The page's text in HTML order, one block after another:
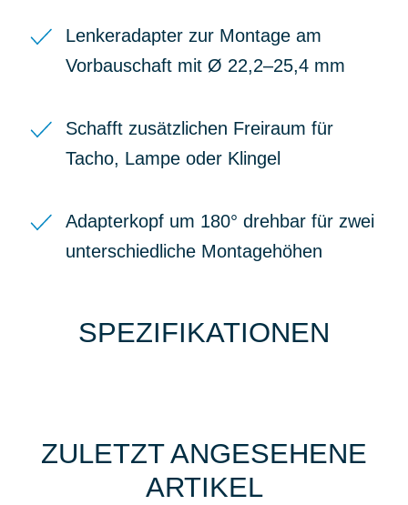
Lenkeradapter zur Montage am
Vorbauschaft mit Ø 22,2–25,4 mm
Schafft zusätzlichen Freiraum für
Tacho, Lampe oder Klingel
Adapterkopf um 180° drehbar für zwei
unterschiedliche Montagehöhen
SPEZIFIKATIONEN
ZULETZT ANGESEHENE
ARTIKEL